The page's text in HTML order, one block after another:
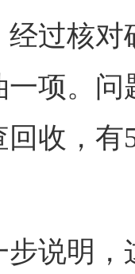
经过核
项。问
收，有
步说明